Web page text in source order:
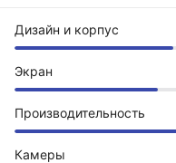
Дизайн и корпус
Экран
Производительность
Камеры